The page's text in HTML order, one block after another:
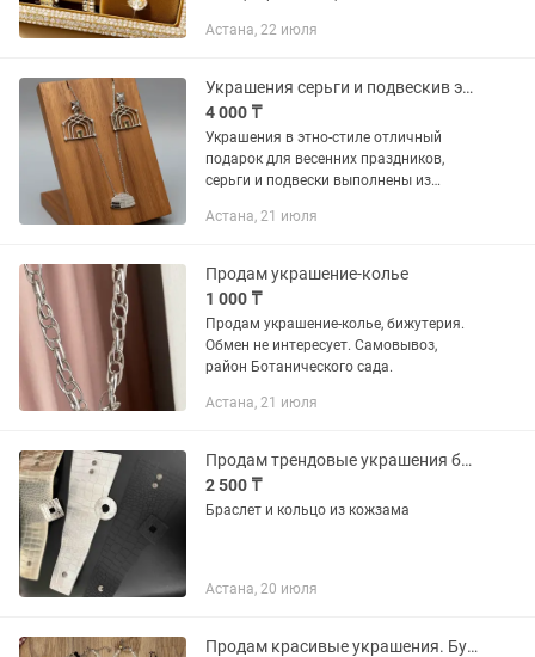
Астана, 22 июля
Украшения серьги и подвескив этно-стиле, подарки
4 000 ₸
Украшения в этно-стиле отличный
подарок для весенних праздников,
серьги и подвески выполнены из
материалов. Украшения отлично
подарочная...
Астана, 21 июля
Продам украшение-колье
1 000 ₸
Продам украшение-колье, бижутерия.
Обмен не интересует. Самовывоз,
район Ботанического сада.
Астана, 21 июля
Продам трендовые украшения браслет и кольцо
2 500 ₸
Браслет и кольцо из кожзама
Астана, 20 июля
Продам красивые украшения. Бусы, серьги, кольцо